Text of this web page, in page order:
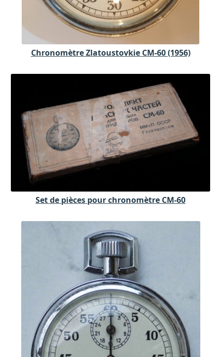
Chronomètre Zlatoustovkie CM-60 (1956)
Set de pièces pour chronomètre CM-60